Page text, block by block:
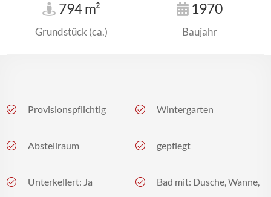
794 m²
Grundstück (ca.)
1970
Baujahr
Provisionspflichtig Wintergarten
Abstellraum gepflegt
Unterkellert: Ja
Bad mit: Dusche, Wanne,